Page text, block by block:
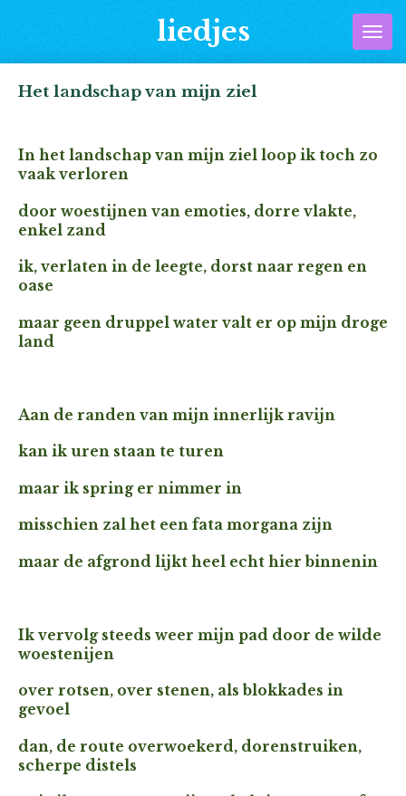
hoofdinhoud
liedjes
Het landschap van mijn ziel
In het landschap van mijn ziel loop ik toch zo
vaak verloren
door woestijnen van emoties, dorre vlakte,
enkel zand
ik, verlaten in de leegte, dorst naar regen en
oase
maar geen druppel water valt er op mijn droge
land
Aan de randen van mijn innerlijk ravijn
kan ik uren staan te turen
maar ik spring er nimmer in
misschien zal het een fata morgana zijn
maar de afgrond lijkt heel echt hier binnenin
Ik vervolg steeds weer mijn pad door de wilde
woestenijen
over rotsen, over stenen, als blokkades in
gevoel
dan, de route overwoekerd, dorenstruiken,
scherpe distels